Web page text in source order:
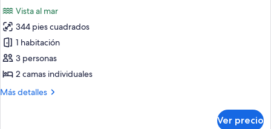
individuales,
vista
al
jardín
las
fotos
de
Habitación
Deluxe
2
Vista al mar
344 pies cuadrados
1 habitación
3 personas
2 camas individuales
Más detalles
Más
Ver precio